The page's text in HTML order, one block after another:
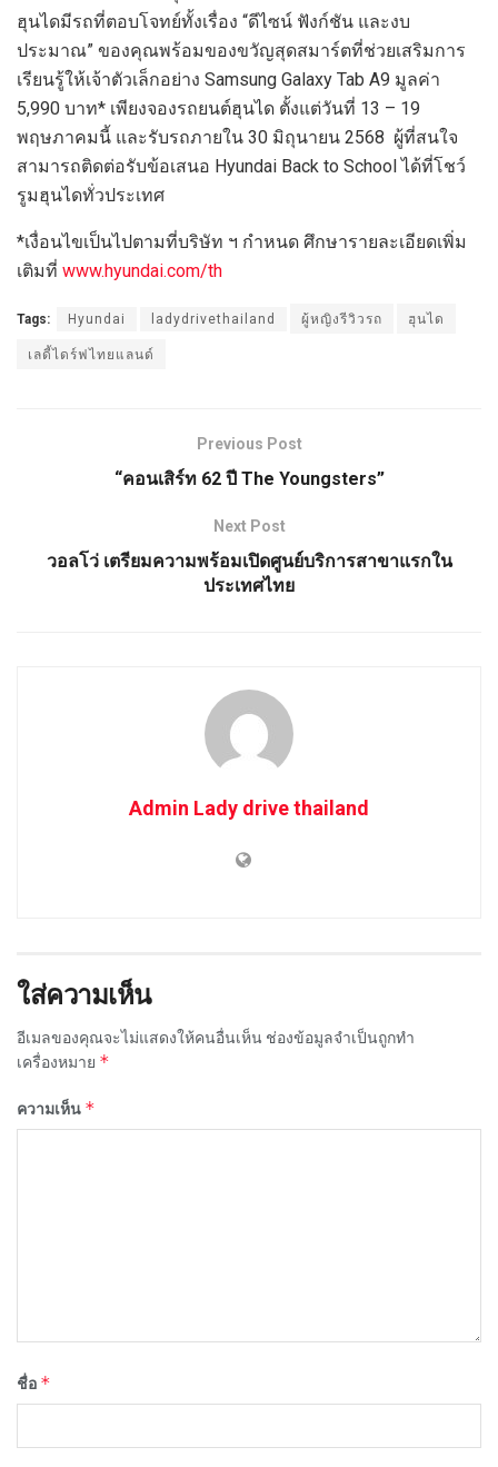
ฮุนไดมีรถที่ตอบโจทย์ทั้งเรื่อง “ดีไซน์ ฟังก์ชัน และงบ
ประมาณ” ของคุณพร้อมของขวัญสุดสมาร์ตที่ช่วยเสริมการ
เรียนรู้ให้เจ้าตัวเล็กอย่าง Samsung Galaxy Tab A9 มูลค่า
5,990 บาท* เพียงจองรถยนต์ฮุนได ตั้งแต่วันที่ 13 – 19
พฤษภาคมนี้ และรับรถภายใน 30 มิถุนายน 2568 ผู้ที่สนใจ
สามารถติดต่อรับข้อเสนอ Hyundai Back to School ได้ที่โชว์
รูมฮุนไดทั่วประเทศ
*เงื่อนไขเป็นไปตามที่บริษัท ฯ กำหนด ศึกษารายละเอียดเพิ่ม
เติมที่ www.hyundai.com/th
Tags: Hyundai ladydrivethailand ผู้หญิงรีวิวรถ ฮุนได
เลดี้ไดร์ฟไทยแลนด์
Previous Post
“คอนเสิร์ท 62 ปี The Youngsters”
Next Post
วอลโว่ เตรียมความพร้อมเปิดศูนย์บริการสาขาแรกใน
ประเทศไทย
Admin Lady drive thailand
ใส่ความเห็น
อีเมลของคุณจะไม่แสดงให้คนอื่นเห็น ช่องข้อมูลจำเป็นถูกทำ
เครื่องหมาย *
ความเห็น *
ชื่อ *